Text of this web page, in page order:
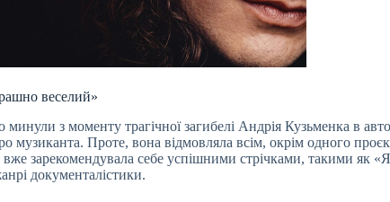
веселий»
з моменту трагічної загибелі Андрія Кузьменка в
музиканта. Проте, вона відмовляла всім, окрім одного
зарекомендувала себе успішними стрічками, такими як
документалістики.